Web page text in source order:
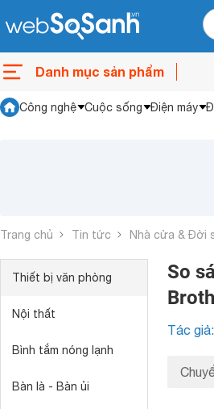
Danh mục sản phẩm
Công nghệ Cuộc sống Điện máy
Trang chủ Tin tức Nhà cửa & Đời
Thiết bị văn phòng
Nội thất
Bình tắm nóng lạnh
Bàn là - Bàn ủi
So
Tác